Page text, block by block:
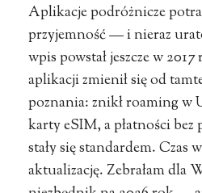
Aplikacje podróżnicze
przyjemność — i nieraz
wpis powstał jeszcze w
aplikacji zmienił się od
poznania: znikł roaming w
karty eSIM, a płatności bez
stały się standardem. Czas
aktualizację. Zebrałam dla